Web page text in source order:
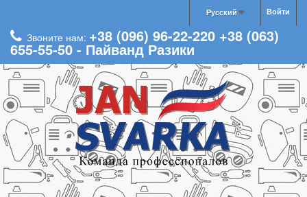
Войти
Русский
Звоните нам: +38 (096) 96-22-220 +38 (063)
655-55-50 - Пайванд Разики